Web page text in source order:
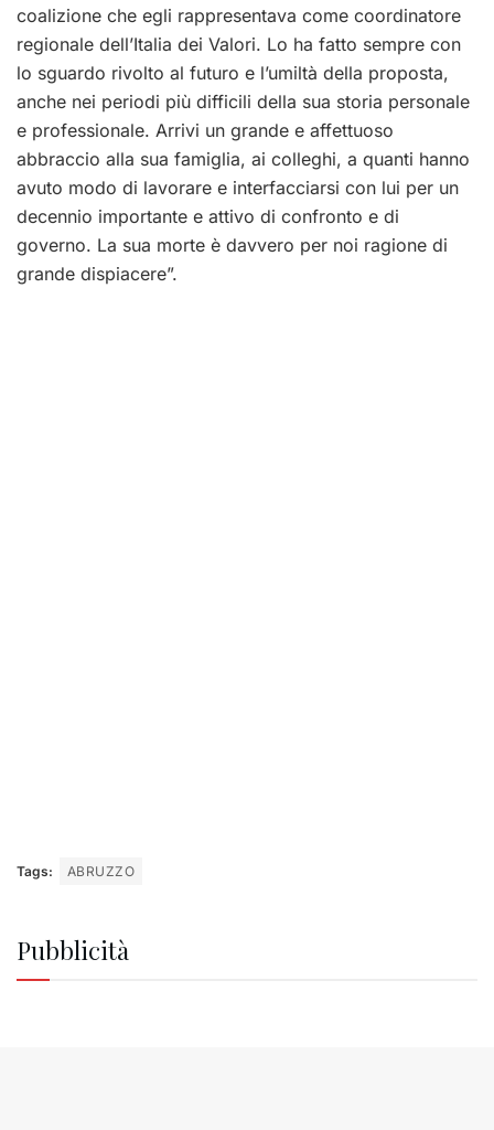
coalizione che egli rappresentava come coordinatore
regionale dell’Italia dei Valori. Lo ha fatto sempre con
lo sguardo rivolto al futuro e l’umiltà della proposta,
anche nei periodi più difficili della sua storia personale
e professionale. Arrivi un grande e affettuoso
abbraccio alla sua famiglia, ai colleghi, a quanti hanno
avuto modo di lavorare e interfacciarsi con lui per un
decennio importante e attivo di confronto e di
governo. La sua morte è davvero per noi ragione di
grande dispiacere”.
Tags: ABRUZZO
Pubblicità